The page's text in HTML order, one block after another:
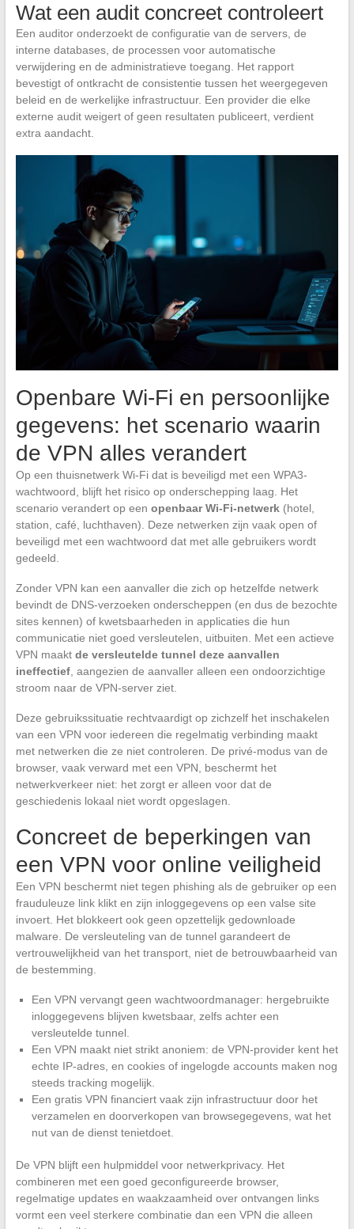
Wat een audit concreet controleert
Een auditor onderzoekt de configuratie van de servers, de
interne databases, de processen voor automatische
verwijdering en de administratieve toegang. Het rapport
bevestigt of ontkracht de consistentie tussen het weergegeven
beleid en de werkelijke infrastructuur. Een provider die elke
externe audit weigert of geen resultaten publiceert, verdient
extra aandacht.
Openbare Wi-Fi en persoonlijke
gegevens: het scenario waarin
de VPN alles verandert
Op een thuisnetwerk Wi-Fi dat is beveiligd met een WPA3-
wachtwoord, blijft het risico op onderschepping laag. Het
scenario verandert op een openbaar Wi-Fi-netwerk(hotel,
station, café, luchthaven). Deze netwerken zijn vaak open of
beveiligd met een wachtwoord dat met alle gebruikers wordt
gedeeld.
Zonder VPN kan een aanvaller die zich op hetzelfde netwerk
bevindt de DNS-verzoeken onderscheppen (en dus de bezochte
sites kennen) of kwetsbaarheden in applicaties die hun
communicatie niet goed versleutelen, uitbuiten. Met een actieve
VPN maakt de versleutelde tunnel deze aanvallen
ineffectief, aangezien de aanvaller alleen een ondoorzichtige
stroom naar de VPN-server ziet.
Deze gebruikssituatie rechtvaardigt op zichzelf het inschakelen
van een VPN voor iedereen die regelmatig verbinding maakt
met netwerken die ze niet controleren. De privé-modus van de
browser, vaak verward met een VPN, beschermt het
netwerkverkeer niet: het zorgt er alleen voor dat de
geschiedenis lokaal niet wordt opgeslagen.
Concreet de beperkingen van
een VPN voor online veiligheid
Een VPN beschermt niet tegen phishing als de gebruiker op een
frauduleuze link klikt en zijn inloggegevens op een valse site
invoert. Het blokkeert ook geen opzettelijk gedownloade
malware. De versleuteling van de tunnel garandeert de
vertrouwelijkheid van het transport, niet de betrouwbaarheid van
de bestemming.
Een VPN vervangt geen wachtwoordmanager: hergebruikte
inloggegevens blijven kwetsbaar, zelfs achter een
versleutelde tunnel.
Een VPN maakt niet strikt anoniem: de VPN-provider kent het
echte IP-adres, en cookies of ingelogde accounts maken nog
steeds tracking mogelijk.
Een gratis VPN financiert vaak zijn infrastructuur door het
verzamelen en doorverkopen van browsegegevens, wat het
nut van de dienst tenietdoet.
De VPN blijft een hulpmiddel voor netwerkprivacy. Het
combineren met een goed geconfigureerde browser,
regelmatige updates en waakzaamheid over ontvangen links
vormt een veel sterkere combinatie dan een VPN die alleen